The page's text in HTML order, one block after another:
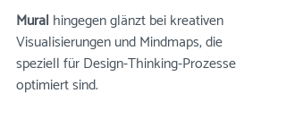
Mural hingegen glänzt bei kreativen
Visualisierungen und Mindmaps, die
speziell für Design-Thinking-Prozesse
optimiert sind.